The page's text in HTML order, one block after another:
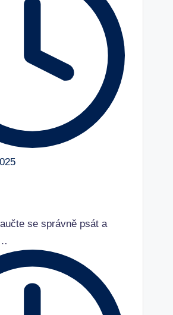
se správně psát a